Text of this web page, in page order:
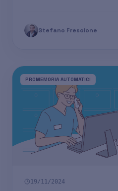
Stefano Fresolone
PROMEMORIA AUTOMATICI
19/11/2024